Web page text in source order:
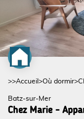
>>Accueil >Où dormir>
Batz-sur-Mer
Chez Marie -